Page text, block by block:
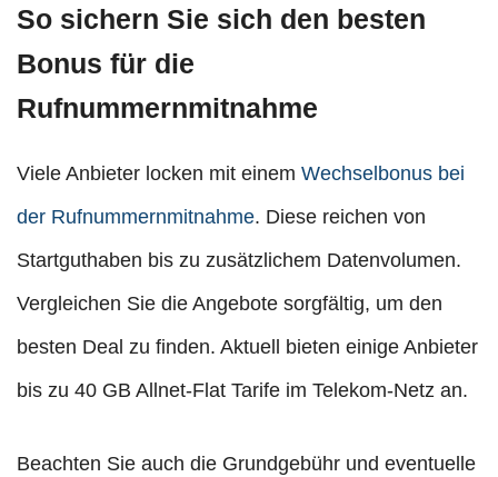
So sichern Sie sich den besten
Bonus für die
Rufnummernmitnahme
Viele Anbieter locken mit einem Wechselbonus bei
der Rufnummernmitnahme. Diese reichen von
Startguthaben bis zu zusätzlichem Datenvolumen.
Vergleichen Sie die Angebote sorgfältig, um den
besten Deal zu finden. Aktuell bieten einige Anbieter
bis zu 40 GB Allnet-Flat Tarife im Telekom-Netz an.
Beachten Sie auch die Grundgebühr und eventuelle